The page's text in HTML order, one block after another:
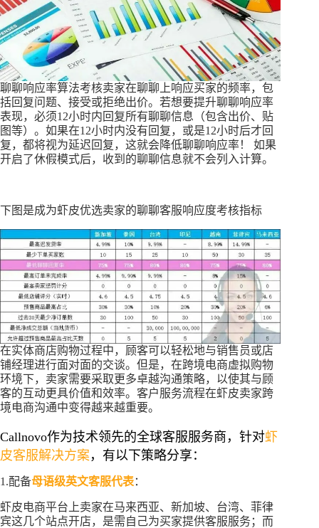
聊聊响应率算法考核卖家在聊聊上响应买家的频率，包
括回复问题、接受或拒绝出价。若想要提升聊聊响应率
表现，必须12小时内回复所有聊聊信息（包含出价、贴
图等）。如果在12小时内没有回复，或是12小时后才回
复，都将视为延迟回复，这就会降低聊聊响应率！ 如果
开启了休假模式后，收到的聊聊信息就不会列入计算。
下图是成为虾皮优选卖家的聊聊客服响应度考核指标
在实体商店购物过程中，顾客可以轻松地与销售员或店
铺经理进行面对面的交谈。但是，在跨境电商虚拟购物
环境下，卖家需要采取更多卓越沟通策略，以使其与顾
客的互动更具价值和效率。客户服务流程在虾皮卖家跨
境电商沟通中变得越来越重要。
Callnovo作为技术领先的全球客服服务商，针对虾
皮客服解决方案 ，有以下策略分享：
1.配备母语级英文客服代表：
虾皮电商平台上卖家在马来西亚、新加坡、台湾、菲律
宾这几个站点开店，是需自己为买家提供客服服务；而